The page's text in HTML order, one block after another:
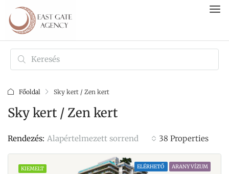
Főoldal Sky kert / Zen kert
Sky kert / Zen kert
38 Properties
Rendezés: Alapértelmezett sorrend
KIEMELT ELÉRHETŐ ARANY VÍZUM